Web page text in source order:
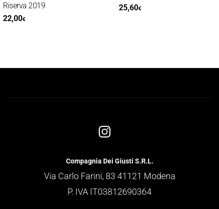
2019
€
25,60€
Compagnia Dei Giusti S.R.L.
Via Carlo Farini, 83 41121 Modena
P. IVA IT03812690364